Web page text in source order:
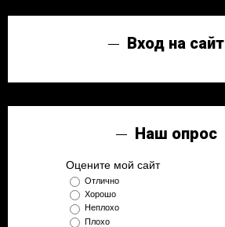
Вход на сайт
Наш опрос
Оцените мой сайт
Отлично
Хорошо
Неплохо
Плохо